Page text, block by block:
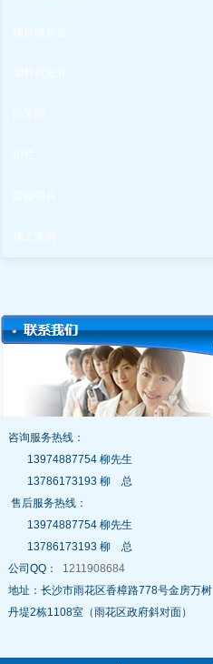
咨询服务热线：
13974887754 柳先生
13786173193 柳 总
售后服务热线：
13974887754 柳先生
13786173193 柳 总
公司QQ： 1211908684
地址：长沙市雨花区香樟路778号金房万树
丹堤2栋1108室（雨花区政府斜对面）